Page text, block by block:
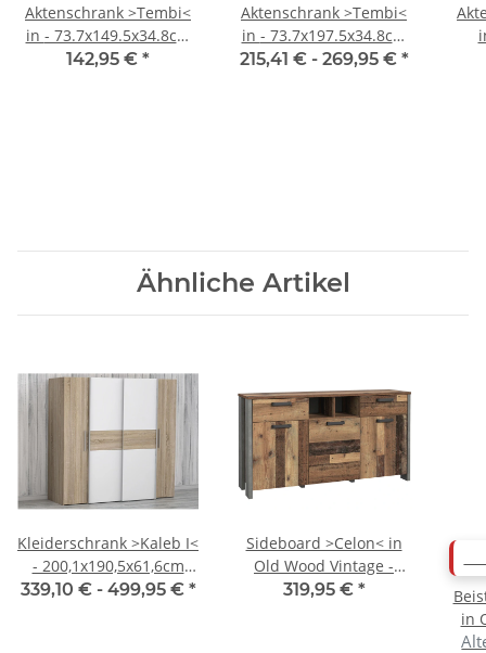
Aktenschrank >Tembi<
in - 73.7x149.5x34.8cm
(BxHxT)
142,95 € *
Aktenschrank >Tembi<
in - 73.7x197.5x34.8cm
(BxHxT)
215,41 € - 269,95 € *
Ähnliche Artikel
Kleiderschrank >Kaleb I<
- 200,1x190,5x61,6cm
(BxHxT)
339,10 € - 499,95 € *
Sideboard >Celon< in
Old Wood Vintage -
156.4x86.3x41.6cm
319,95 € *
in